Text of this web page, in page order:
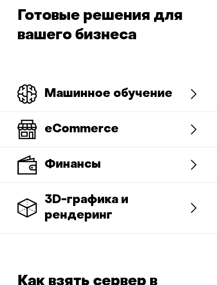
Готовые решения для
вашего бизнеса
Машинное обучение
eСommerce
Финансы
3D-графика и
рендеринг
Как взять сервер в